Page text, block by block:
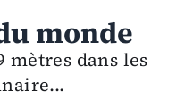
monde
mètres dans les